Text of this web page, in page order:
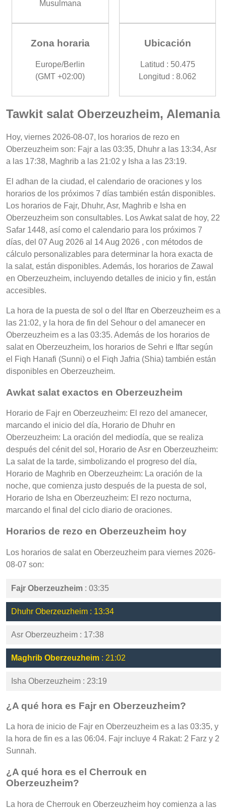
Musulmana
Zona horaria
Europe/Berlin
(GMT +02:00)
Ubicación
Latitud : 50.475
Longitud : 8.062
Tawkit salat Oberzeuzheim, Alemania
Hoy, viernes 2026-08-07, los horarios de rezo en
Oberzeuzheim son: Fajr a las 03:35, Dhuhr a las 13:34, Asr
a las 17:38, Maghrib a las 21:02 y Isha a las 23:19.
El adhan de la ciudad, el calendario de oraciones y los
horarios de los próximos 7 días también están disponibles.
Los horarios de Fajr, Dhuhr, Asr, Maghrib e Isha en
Oberzeuzheim son consultables. Los Awkat salat de hoy, 22
Safar 1448, así como el calendario para los próximos 7
días, del 07 Aug 2026 al 14 Aug 2026 , con métodos de
cálculo personalizables para determinar la hora exacta de
la salat, están disponibles. Además, los horarios de Zawal
en Oberzeuzheim, incluyendo detalles de inicio y fin, están
accesibles.
La hora de la puesta de sol o del Iftar en Oberzeuzheim es a
las 21:02, y la hora de fin del Sehour o del amanecer en
Oberzeuzheim es a las 03:35. Además de los horarios de
salat en Oberzeuzheim, los horarios de Sehri e Iftar según
el Fiqh Hanafi (Sunni) o el Fiqh Jafria (Shia) también están
disponibles en Oberzeuzheim.
Awkat salat exactos en Oberzeuzheim
Horario de Fajr en Oberzeuzheim: El rezo del amanecer,
marcando el inicio del día, Horario de Dhuhr en
Oberzeuzheim: La oración del mediodía, que se realiza
después del cénit del sol, Horario de Asr en Oberzeuzheim:
La salat de la tarde, simbolizando el progreso del día,
Horario de Maghrib en Oberzeuzheim: La oración de la
noche, que comienza justo después de la puesta de sol,
Horario de Isha en Oberzeuzheim: El rezo nocturna,
marcando el final del ciclo diario de oraciones.
Horarios de rezo en Oberzeuzheim hoy
Los horarios de salat en Oberzeuzheim para viernes 2026-
08-07 son:
Fajr Oberzeuzheim : 03:35
Dhuhr Oberzeuzheim : 13:34
Asr Oberzeuzheim : 17:38
Maghrib Oberzeuzheim : 21:02
Isha Oberzeuzheim : 23:19
¿A qué hora es Fajr en Oberzeuzheim?
La hora de inicio de Fajr en Oberzeuzheim es a las 03:35, y
la hora de fin es a las 06:04. Fajr incluye 4 Rakat: 2 Farz y 2
Sunnah.
¿A qué hora es el Cherrouk en
Oberzeuzheim?
La hora de Cherrouk en Oberzeuzheim hoy comienza a las